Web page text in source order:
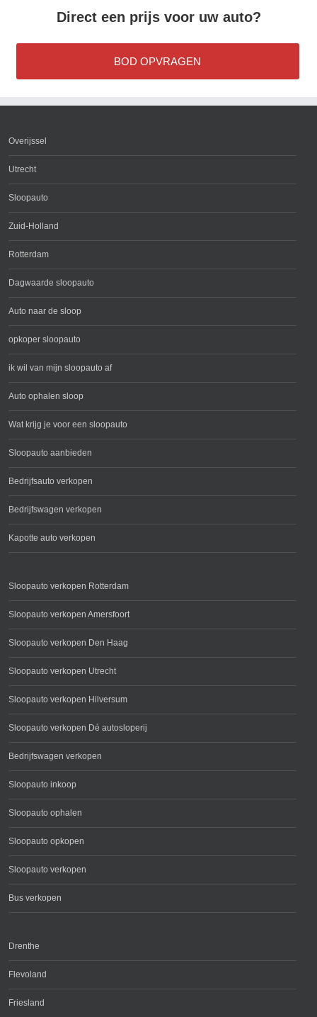
Direct een prijs voor uw auto?
BOD OPVRAGEN
Overijssel
Utrecht
Sloopauto
Zuid-Holland
Rotterdam
Dagwaarde sloopauto
Auto naar de sloop
opkoper sloopauto
ik wil van mijn sloopauto af
Auto ophalen sloop
Wat krijg je voor een sloopauto
Sloopauto aanbieden
Bedrijfsauto verkopen
Bedrijfswagen verkopen
Kapotte auto verkopen
Sloopauto verkopen Rotterdam
Sloopauto verkopen Amersfoort
Sloopauto verkopen Den Haag
Sloopauto verkopen Utrecht
Sloopauto verkopen Hilversum
Sloopauto verkopen Dé autosloperij
Bedrijfswagen verkopen
Sloopauto inkoop
Sloopauto ophalen
Sloopauto opkopen
Sloopauto verkopen
Bus verkopen
Drenthe
Flevoland
Friesland